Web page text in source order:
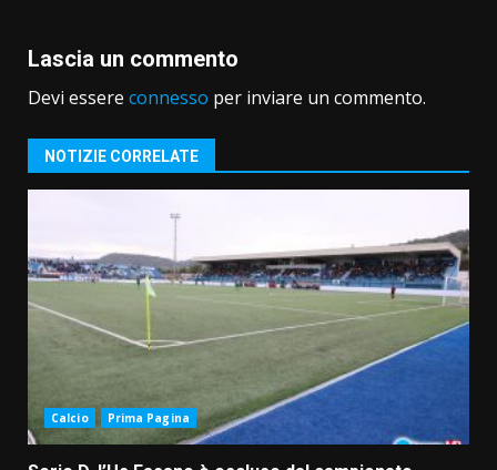
Lascia un commento
Devi essere connesso per inviare un commento.
NOTIZIE CORRELATE
Calcio Prima Pagina